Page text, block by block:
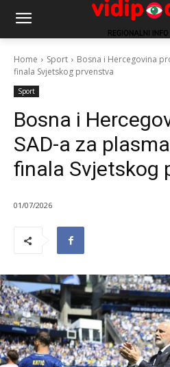
Home Sport
Bosna i Hercegovina
finala Svjetskog prvenstva
Sport
Bosna i
SAD-a za
finala Svjetskog
01/07/2026